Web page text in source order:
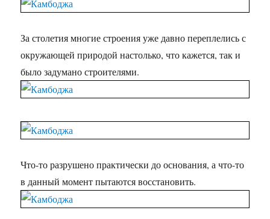
За столетия многие строения уже давно переплелись с
окружающей природой настолько, что кажется, так и
было задумано строителями.
Что-то разрушено практически до основания, а что-то
в данный момент пытаются восстановить.